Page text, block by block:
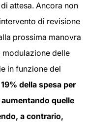
attesa. Ancora non
di revisione
prossima manovra
delle
in funzione del
della spesa per
quelle
a contrario,